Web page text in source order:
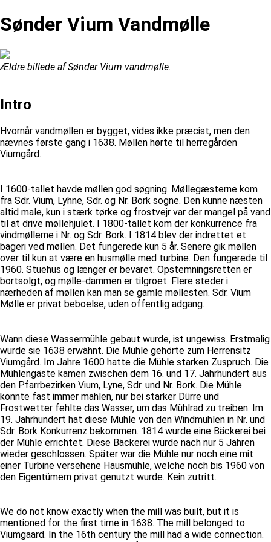
Sønder Vium Vandmølle
Ældre billede af Sønder Vium vandmølle.
Intro
Hvornår vandmøllen er bygget, vides ikke præcist, men den
nævnes første gang i 1638. Møllen hørte til herregården
Viumgård.
I 1600-tallet havde møllen god søgning. Møllegæsterne kom
fra Sdr. Vium, Lyhne, Sdr. og Nr. Bork sogne. Den kunne næsten
altid male, kun i stærk tørke og frostvejr var der mangel på vand
til at drive møllehjulet. I 1800-tallet kom der konkurrence fra
vindmøllerne i Nr. og Sdr. Bork. I 1814 blev der indrettet et
bageri ved møllen. Det fungerede kun 5 år. Senere gik møllen
over til kun at være en husmølle med turbine. Den fungerede til
1960. Stuehus og længer er bevaret. Opstemningsretten er
bortsolgt, og mølle-dammen er tilgroet. Flere steder i
nærheden af møllen kan man se gamle møllesten. Sdr. Vium
Mølle er privat beboelse, uden offentlig adgang.
Wann diese Wassermühle gebaut wurde, ist ungewiss. Erstmalig
wurde sie 1638 erwähnt. Die Mühle gehörte zum Herrensitz
Viumgård. Im Jahre 1600 hatte die Mühle starken Zuspruch. Die
Mühlengäste kamen zwischen dem 16. und 17. Jahrhundert aus
den Pfarrbezirken Vium, Lyne, Sdr. und Nr. Bork. Die Mühle
konnte fast immer mahlen, nur bei starker Dürre und
Frostwetter fehlte das Wasser, um das Mühlrad zu treiben. Im
19. Jahrhundert hat diese Mühle von den Windmühlen in Nr. und
Sdr. Bork Konkurrenz bekommen. 1814 wurde eine Bäckerei bei
der Mühle errichtet. Diese Bäckerei wurde nach nur 5 Jahren
wieder geschlossen. Später war die Mühle nur noch eine mit
einer Turbine versehene Hausmühle, welche noch bis 1960 von
den Eigentümern privat genutzt wurde. Kein zutritt.
We do not know exactly when the mill was built, but it is
mentioned for the first time in 1638. The mill belonged to
Viumgaard. In the 16th century the mill had a wide connection.